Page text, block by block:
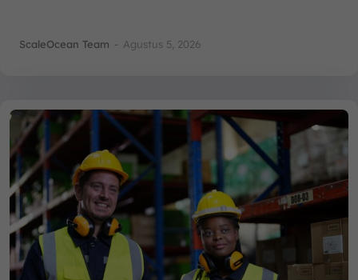
ScaleOcean Team - Agustus 5, 2026